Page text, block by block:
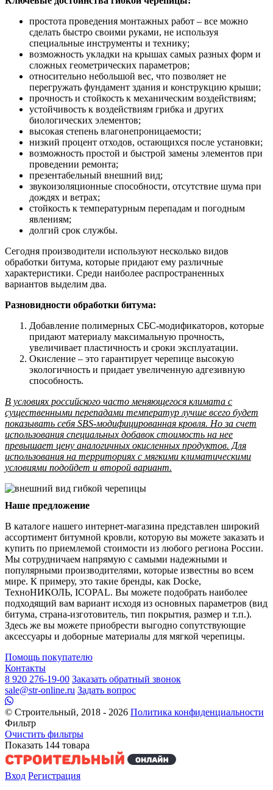
простота проведения монтажных работ – все можно
сделать быстро своими руками, не используя
специальные инструменты и технику;
возможность укладки на крышах самых разных форм и
сложных геометрических параметров;
относительно небольшой вес, что позволяет не
перегружать фундамент здания и конструкцию крыши;
прочность и стойкость к механическим воздействиям;
устойчивость к воздействиям грибка и других
биологических элементов;
высокая степень влагонепроницаемости;
низкий процент отходов, остающихся после установки;
возможность простой и быстрой замены элементов при
проведении ремонта;
презентабельный внешний вид;
звукоизоляционные способности, отсутствие шума при
дождях и ветрах;
стойкость к температурным перепадам и погодным
явлениям;
долгий срок службы.
Сегодня производители используют несколько видов
обработки битума, которые придают ему различные
характеристики. Среди наиболее распространенных
вариантов выделим два.
Разновидности обработки битума:
Добавление полимерных СБС-модификаторов, которые
придают материалу максимальную прочность,
увеличивает пластичность и сроки эксплуатации.
Окисление – это гарантирует черепице высокую
экологичность и придает увеличенную адгезивную
способность.
В условиях российского часто меняющегося климата с
существенными перепадами температур лучше всего будет
показывать себя SBS-модифицированная кровля. Но за счет
использования специальных добавок стоимость на нее
превышает цену аналогичных окисленных продуктов. Для
использования на территориях с мягкими климатическими
условиями подойдет и второй вариант.
Наше предложение
В каталоге нашего интернет-магазина представлен широкий
ассортимент битумной кровли, которую вы можете заказать и
купить по приемлемой стоимости из любого региона России.
Мы сотрудничаем напрямую с самыми надежными и
популярными производителями, которые известны во всем
мире. К примеру, это такие бренды, как Docke,
ТехноНИКОЛЬ, ICOPAL. Вы можете подобрать наиболее
подходящий вам вариант исходя из основных параметров (вид
битума, страна-изготовитель, тип покрытия, размер и т.п.).
Здесь же вы можете приобрести выгодно сопутствующие
аксессуары и доборные материалы для мягкой черепицы.
Помощь покупателю
Контакты
8 920 276-19-00 Заказать обратный звонок
sale@str-online.ru Задать вопрос
© Строительный, 2018 - 2026 Политика конфиденциальности
Фильтр
Очистить фильтры
Показать 144 товара
Вход Регистрация